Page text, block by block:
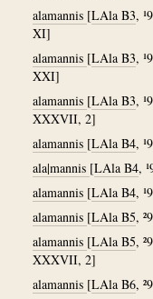
alamannis [LAla B3,
XI]
alamannis [LAla B3,
XXI]
alamannis [LAla B3,
XXXVII, 2]
alamannis [LAla B4,
ala|mannis [LAla B4,
alamannis [LAla B4,
alamannis [LAla B5,
alamannis [LAla B5,
XXXVII, 2]
alamannis [LAla B6,